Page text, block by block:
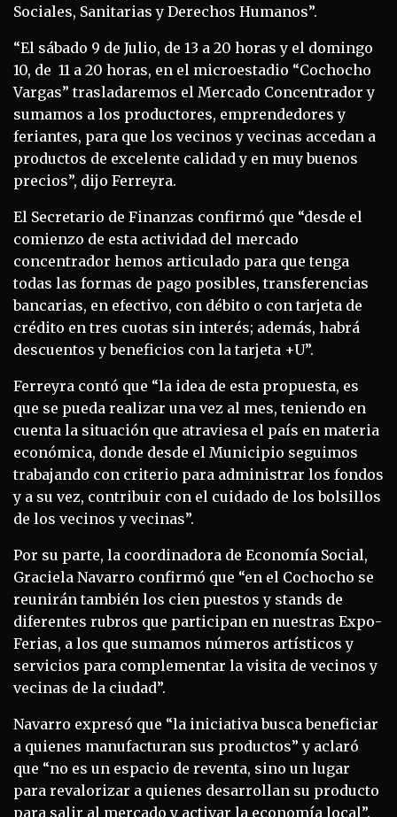
Sociales, Sanitarias y Derechos Humanos”.
“El sábado 9 de Julio, de 13 a 20 horas y el domingo
10, de 11 a 20 horas, en el microestadio “Cochocho
Vargas” trasladaremos el Mercado Concentrador y
sumamos a los productores, emprendedores y
feriantes, para que los vecinos y vecinas accedan a
productos de excelente calidad y en muy buenos
precios”, dijo Ferreyra.
El Secretario de Finanzas confirmó que “desde el
comienzo de esta actividad del mercado
concentrador hemos articulado para que tenga
todas las formas de pago posibles, transferencias
bancarias, en efectivo, con débito o con tarjeta de
crédito en tres cuotas sin interés; además, habrá
descuentos y beneficios con la tarjeta +U”.
Ferreyra contó que “la idea de esta propuesta, es
que se pueda realizar una vez al mes, teniendo en
cuenta la situación que atraviesa el país en materia
económica, donde desde el Municipio seguimos
trabajando con criterio para administrar los fondos
y a su vez, contribuir con el cuidado de los bolsillos
de los vecinos y vecinas”.
Por su parte, la coordinadora de Economía Social,
Graciela Navarro confirmó que “en el Cochocho se
reunirán también los cien puestos y stands de
diferentes rubros que participan en nuestras Expo-
Ferias, a los que sumamos números artísticos y
servicios para complementar la visita de vecinos y
vecinas de la ciudad”.
Navarro expresó que “la iniciativa busca beneficiar
a quienes manufacturan sus productos” y aclaró
que “no es un espacio de reventa, sino un lugar
para revalorizar a quienes desarrollan su producto
para salir al mercado y activar la economía local”.